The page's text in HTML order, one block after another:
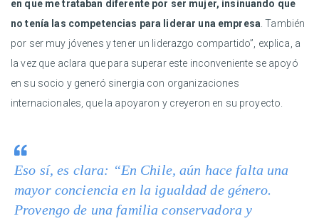
en que me trataban diferente por ser mujer, insinuando que
no tenía las competencias para liderar una empresa . También
por ser muy jóvenes y tener un liderazgo compartido”, explica, a
la vez que aclara que para superar este inconveniente se apoyó
en su socio y generó sinergia con organizaciones
internacionales, que la apoyaron y creyeron en su proyecto.
Eso sí, es clara: “En Chile, aún hace falta una
mayor conciencia en la igualdad de género.
Provengo de una familia conservadora y